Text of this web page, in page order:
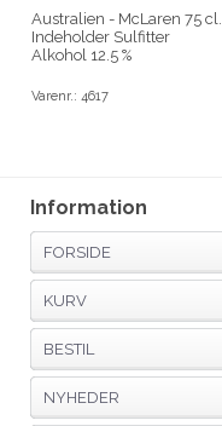
Australien - McLaren 75 cl.
Indeholder Sulfitter
Alkohol 12.5 %
Varenr.:4617
Information
FORSIDE
KURV
BESTIL
NYHEDER